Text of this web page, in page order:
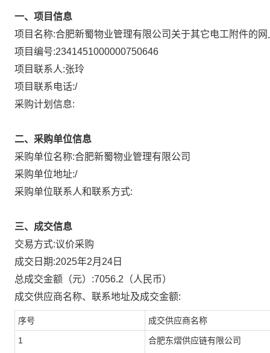
一、项目信息
项目名称:合肥新蜀物业管理有限公司关于其它电工附件的
项目编号:2341451000000750646
项目联系人:张玲
项目联系电话:/
采购计划信息:
二、采购单位信息
采购单位名称:合肥新蜀物业管理有限公司
采购单位地址:/
采购单位联系人和联系方式:
三、成交信息
交易方式:议价采购
成交日期:2025年2月24日
总成交金额（元）:7056.2 （人民币）
成交供应商名称、联系地址及成交金额:
序号 成交供应商名称
1 合肥东熠供应链有限公司